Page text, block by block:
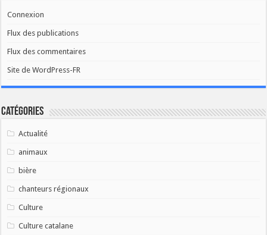
Connexion
Flux des publications
Flux des commentaires
Site de WordPress-FR
Catégories
Actualité
animaux
bière
chanteurs régionaux
Culture
Culture catalane